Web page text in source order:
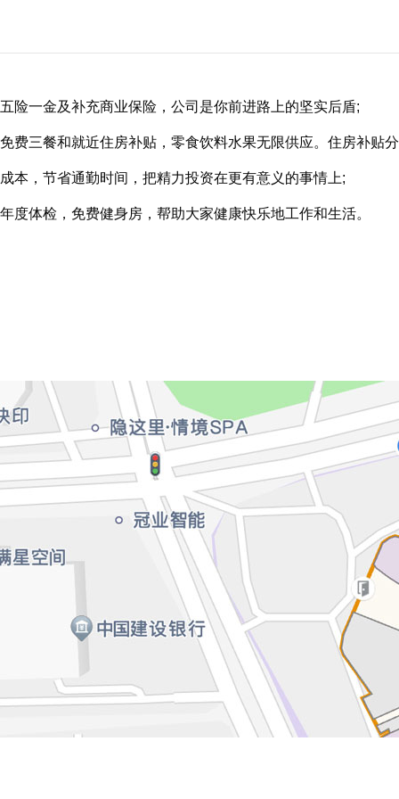
五险一金及补充商业保险，公司是你前进路上的坚实后盾;
免费三餐和就近住房补贴，零食饮料水果无限供应。住房补贴
成本，节省通勤时间，把精力投资在更有意义的事情上;
年度体检，免费健身房，帮助大家健康快乐地工作和生活。